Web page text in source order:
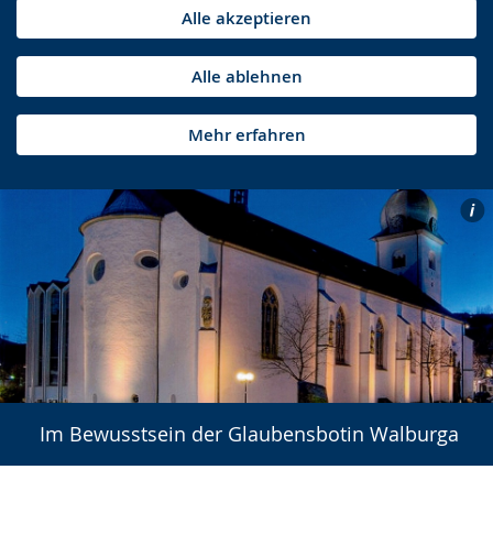
Alle akzeptieren
Alle ablehnen
Mehr erfahren
Im Bewusstsein der Glaubensbotin Walburga